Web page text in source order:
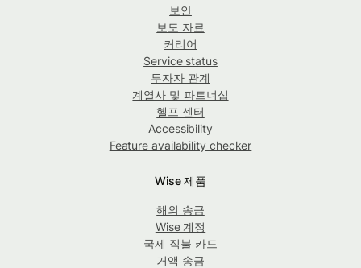
보안
보도 자료
커리어
Service status
투자자 관계
계열사 및 파트너십
헬프 센터
Accessibility
Feature availability checker
Wise 제품
해외 송금
Wise 계정
국제 직불 카드
거액 송금